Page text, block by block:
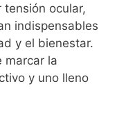
ocular,
indispensables
y el bienestar.
marcar la
y uno lleno